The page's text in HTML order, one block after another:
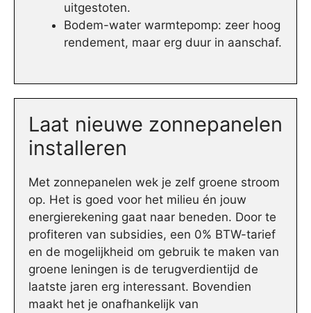
uitgestoten.
Bodem-water warmtepomp: zeer hoog
rendement, maar erg duur in aanschaf.
Laat nieuwe zonnepanelen
installeren
Met zonnepanelen wek je zelf groene stroom
op. Het is goed voor het milieu én jouw
energierekening gaat naar beneden. Door te
profiteren van subsidies, een 0% BTW-tarief
en de mogelijkheid om gebruik te maken van
groene leningen is de terugverdientijd de
laatste jaren erg interessant. Bovendien
maakt het je onafhankelijk van